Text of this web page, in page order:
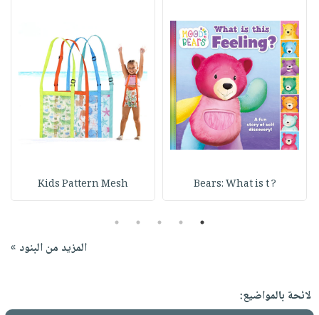
? Bears: What is t
Kids Pattern Mesh
1
2
3
4
5
المزيد من البنود »
لائحة بالمواضيع: